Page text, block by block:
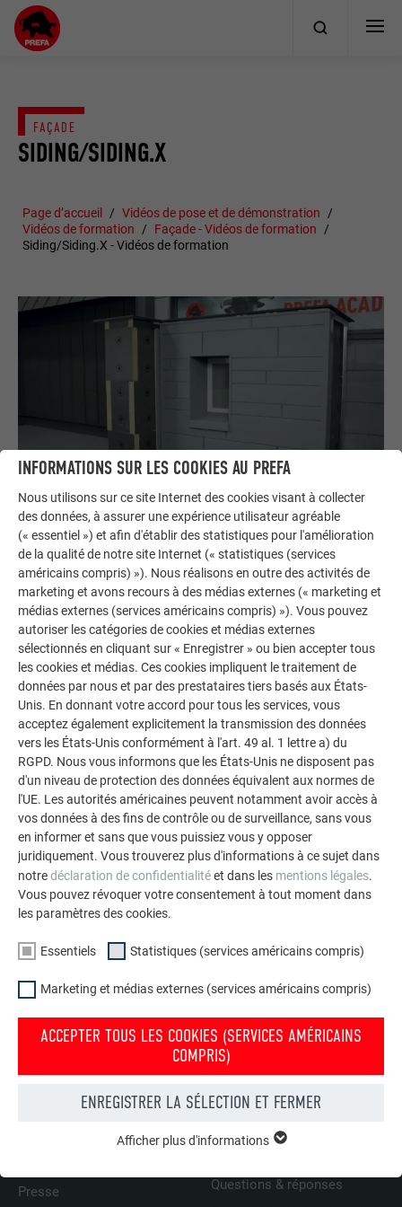
SIDING/SIDING.X
FAÇADE
Page d’accueil
Vidéos de pose et de démonstration
Vidéos de formation
Façade - Vidéos de formation
Siding/Siding.X - Vidéos de formation
Siding/Siding.X horizontal - Vidéos de formation
LIRE LA SUITE
Siding/Siding.X vertical - Vidéos de formation
LIRE LA SUITE
L’ENTREPRISE FAMILIALE | PREFA
Presse
NOUS VOUS OFFRONS NOTRE AIDE
Trouver un artisan près de
Questions & réponses
INFORMATIONS SUR LES COOKIES AU PREFA
Nous utilisons sur ce site Internet des cookies visant à collecter
des données, à assurer une expérience utilisateur agréable
(« essentiel ») et afin d'établir des statistiques pour l'amélioration
de la qualité de notre site Internet (« statistiques (services
américains compris) »). Nous réalisons en outre des activités de
marketing et avons recours à des médias externes (« marketing et
médias externes (services américains compris) »). Vous pouvez
autoriser les catégories de cookies et médias externes
sélectionnés en cliquant sur « Enregistrer » ou bien accepter tous
les cookies et médias. Ces cookies impliquent le traitement de
données par nous et par des prestataires tiers basés aux États-
Unis. En donnant votre accord pour tous les services, vous
acceptez également explicitement la transmission des données
vers les États-Unis conformément à l'art. 49 al. 1 lettre a) du
RGPD. Nous vous informons que les États-Unis ne disposent pas
d'un niveau de protection des données équivalent aux normes de
l'UE. Les autorités américaines peuvent notamment avoir accès à
vos données à des fins de contrôle ou de surveillance, sans vous
en informer et sans que vous puissiez vous y opposer
juridiquement. Vous trouverez plus d'informations à ce sujet dans
notredéclaration de confidentialitéet dans les mentions légales.
Vous pouvez révoquer votre consentement à tout moment dans
les paramètres des cookies.
Essentiels Statistiques (services américains compris)
Marketing et médias externes (services américains compris)
ACCEPTER TOUS LES COOKIES (SERVICES AMÉRICAINS
COMPRIS)
ENREGISTRER LA SÉLECTION ET FERMER
fonctions de base du site Internet. Ils garantissent que le site
Afficher plus d'informations